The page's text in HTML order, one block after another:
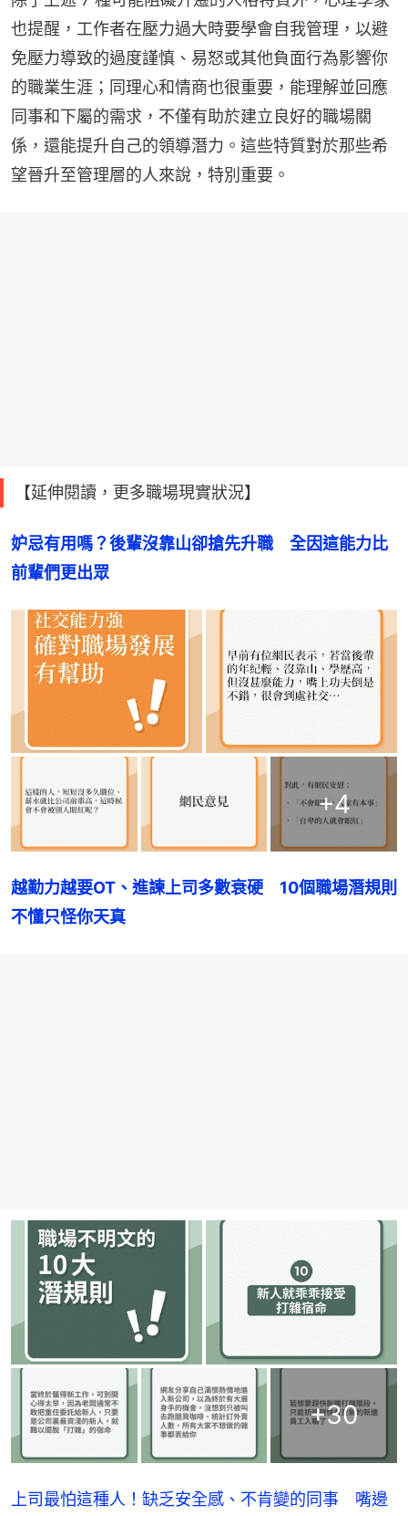
也提醒，工作者在壓力過大時要學會自我管理，以避
免壓力導致的過度謹慎、易怒或其他負面行為影響你
的職業生涯；同理心和情商也很重要，能理解並回應
同事和下屬的需求，不僅有助於建立良好的職場關
係，還能提升自己的領導潛力。這些特質對於那些希
望晉升至管理層的人來說，特別重要。
【延伸閱讀，更多職場現實狀況】
妒忌有用嗎？後輩沒靠山卻搶先升職　全因這能力比
前輩們更出眾
+4
越勤力越要OT、進諫上司多數衰硬　10個職場潛規則
不懂只怪你天真
+30
上司最怕這種人！缺乏安全感、不肯變的同事 嘴邊